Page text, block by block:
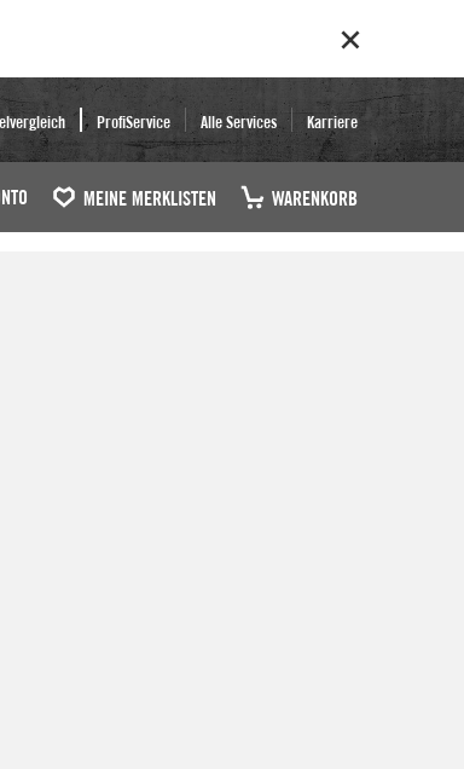
ProfiService Alle Services Karriere
MEINE MERKLISTEN WARENKORB